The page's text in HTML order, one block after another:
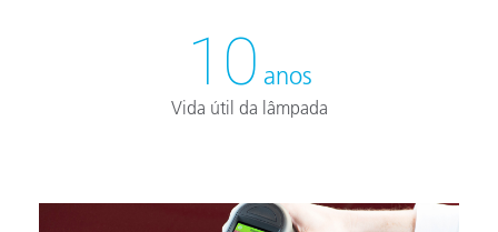
10 anos
Vida útil da lâmpada